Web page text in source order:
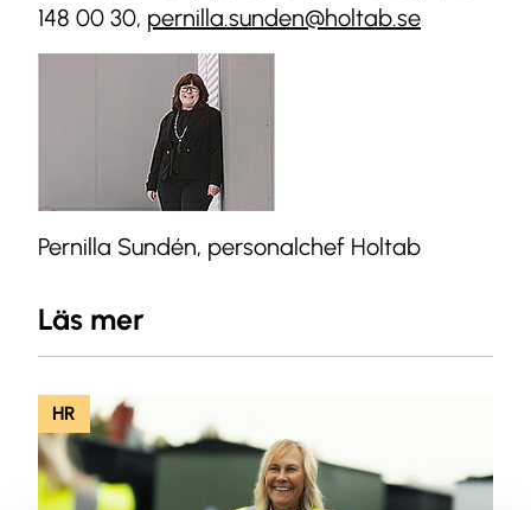
148 00 30, pernilla.sunden@holtab.se
Pernilla Sundén, personalchef Holtab
Läs mer
HR